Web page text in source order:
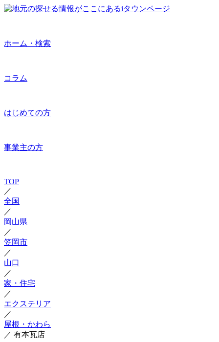
ホーム・検索
コラム
はじめての方
事業主の方
TOP
／
全国
／
岡山県
／
笠岡市
／
山口
／
家・住宅
／
エクステリア
／
屋根・かわら
／ 有本瓦店